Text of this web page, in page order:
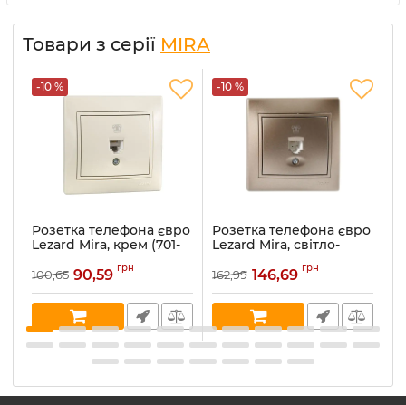
Товари з серії MIRA
-10 %
Розетка телефона євро
Lezard Mira, крем (701-
Артикул:701-0303-137
В наявності:5
100,65 90,59 грн
-10 %
Розетка телефона євро
Lezard Mira, світло-
перламутр (701-3131-137)
Артикул:701-3131-137
В наявності:
162,99 146,69 грн